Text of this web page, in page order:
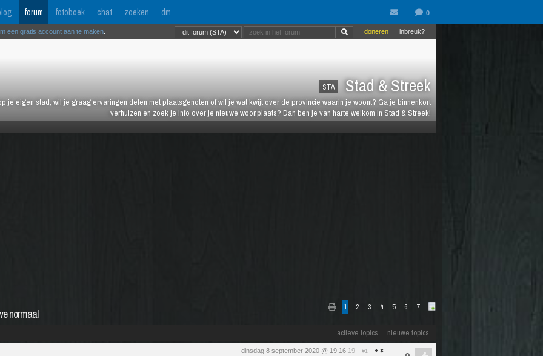
forum fotoboek chat zoeken dm
STA Stad & Streek
je eigen stad, wil je graag ervaringen delen met plaatsgenoten of wil je wat kwijt over de provincie waarin je woont? Ga je binnenkort
verhuizen en zoek je info over je nieuwe woonplaats? Dan ben je van harte welkom in Stad & Streek!
inbreuk?
doneren
een gratis account aan te maken
1 2 3 4 5 6 7
normaal
actieve topics nieuwe topics
dinsdag 8 september 2020 @ 19:16:19 #1